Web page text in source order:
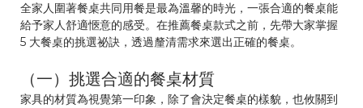
全家人圍著餐桌共同用餐是最為溫馨的時光，一張合適的餐桌能
給予家人舒適愜意的感受。在推薦餐桌款式之前，先帶大家掌握
5 大餐桌的挑選祕訣，透過釐清需求來選出正確的餐桌。
（一）挑選合適的餐桌材質
家具的材質為視覺第一印象，除了會決定餐桌的樣貌，也攸關到